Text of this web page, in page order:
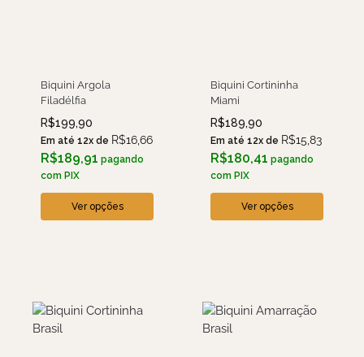
Biquini Argola
Filadélfia
R$199,90
Em até 12x de R$16,66
R$189,91 pagando
com PIX
Ver opções
Biquini Cortininha
Miami
R$189,90
Em até 12x de R$15,83
R$180,41 pagando
com PIX
Ver opções